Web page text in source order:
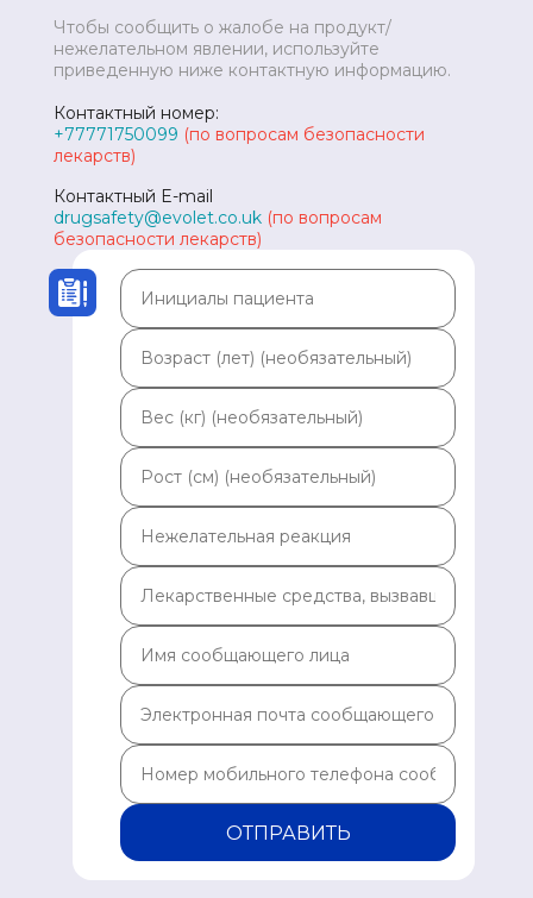
Чтобы сообщить о жалобе на продукт/
нежелательном явлении, используйте
приведенную ниже контактную информацию.
Контактный номер:
+77771750099 (по вопросам безопасности
лекарств)
Контактный E-mail
drugsafety@evolet.co.uk (по вопросам
безопасности лекарств)
ОТПРАВИТЬ